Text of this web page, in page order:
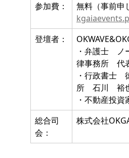
参加費：
無料（事前申
登壇者：
・弁護士 ノ
律事務所
・行政書士
所 石川 裕
・不動産投
総合司
会：
株式会社